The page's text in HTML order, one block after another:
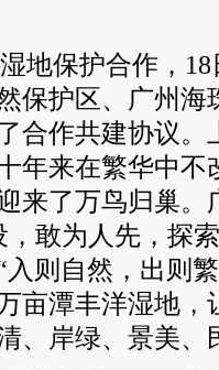
地保护合作，
保护区、广州海
合作共建协议。
年来在繁华中不
来了万鸟归巢。
，敢为人先，探
则自然，出则
亩潭丰洋湿地，
、岸绿、景美、